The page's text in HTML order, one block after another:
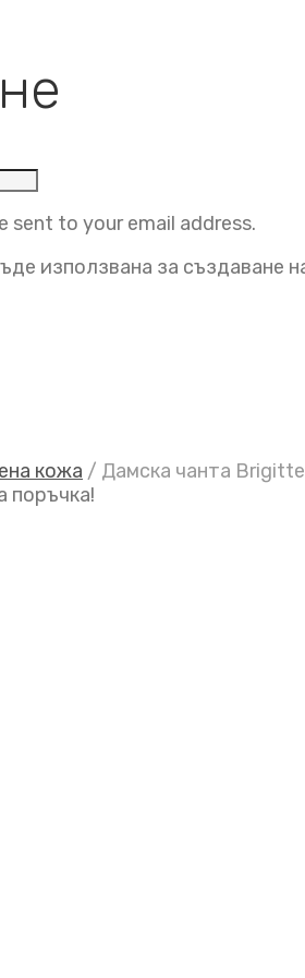
sent to your email address.
използвана за създаване
кожа / Дамска чанта
поръчка!